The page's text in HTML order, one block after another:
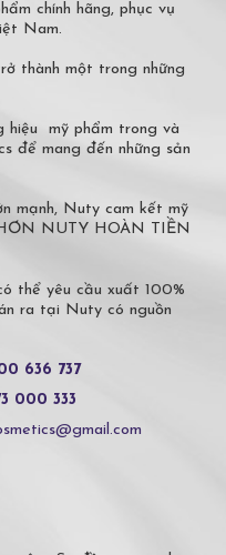
chính hãng, phục vụ
Nam.
thành một trong những
hiệu mỹ phẩm trong và
để mang đến những sản
mạnh, Nuty cam kết mỹ
NUTY HOÀN TIỀN
thể yêu cầu xuất 100%
ra tại Nuty có nguồn
636 737
000 333